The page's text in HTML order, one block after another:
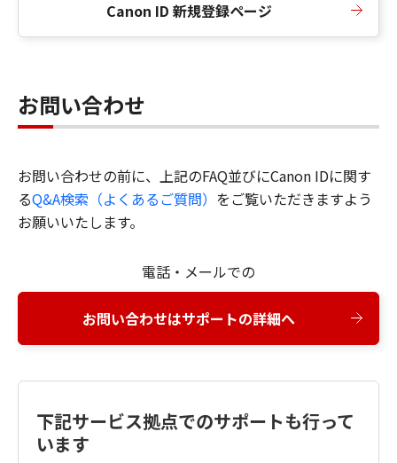
Canon ID 新規登録ページ
お問い合わせ
お問い合わせの前に、上記のFAQ並びにCanon IDに関す
るQ&A検索（よくあるご質問） をご覧いただきますよう
お願いいたします。
電話・メールでの
お問い合わせはサポートの詳細へ
下記サービス拠点でのサポートも行って
います